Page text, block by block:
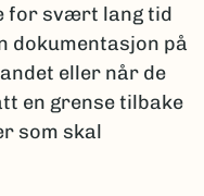
for svært lang tid
dokumentasjon på
eller når de
en grense tilbake
som skal